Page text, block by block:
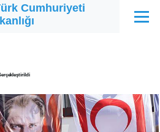
Cumhuriyeti
Menü